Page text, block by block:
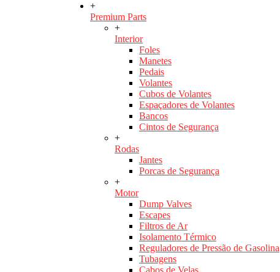
+
Premium Parts
+
Interior
Foles
Manetes
Pedais
Volantes
Cubos de Volantes
Espaçadores de Volantes
Bancos
Cintos de Segurança
+
Rodas
Jantes
Porcas de Segurança
+
Motor
Dump Valves
Escapes
Filtros de Ar
Isolamento Térmico
Reguladores de Pressão de Gasolina
Tubagens